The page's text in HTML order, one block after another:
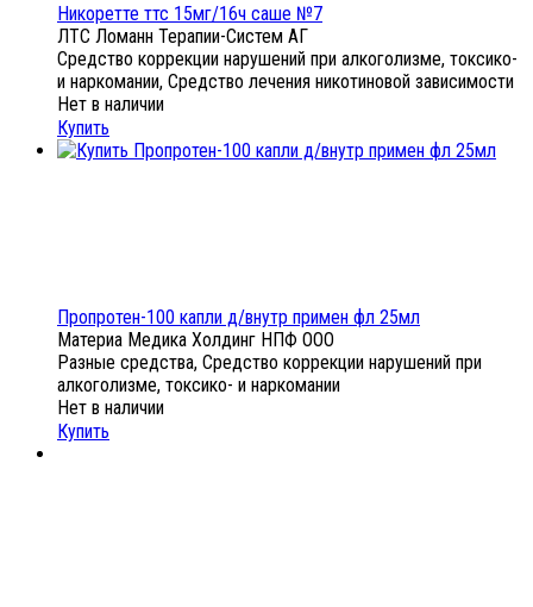
Никоретте ттс 15мг/16ч саше №7
ЛТС Ломанн Терапии-Систем АГ
Средство коррекции нарушений при алкоголизме, токсико-
и наркомании, Средство лечения никотиновой зависимости
Нет в наличии
Купить
Пропротен-100 капли д/внутр примен фл 25мл
Материа Медика Холдинг НПФ ООО
Разные средства, Средство коррекции нарушений при
алкоголизме, токсико- и наркомании
Нет в наличии
Купить